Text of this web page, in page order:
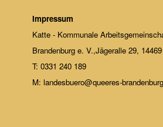
Impressum
Katte - Kommunale
Brandenburg e. V.,Jägeralle 29,
T: 0331 240 189
M: landesbuero@queeres-